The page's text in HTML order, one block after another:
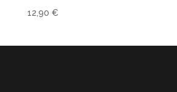
12,90 €